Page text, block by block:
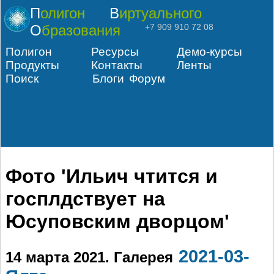
Полигон
Виртуального
Образования
+7 909 910 72 08
Полигон Ресурсы
Демо-курсы
Продукты
Контакты
Ленты
Поиск
Блоги Форум
Фото 'Ильич чтится и
госплдствует на
Юсуповским дворцом'
14 марта 2021. Галерея 2021-03-